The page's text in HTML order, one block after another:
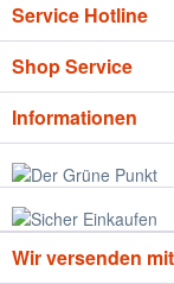
Service Hotline
Shop Service
Informationen
Wir versenden mit